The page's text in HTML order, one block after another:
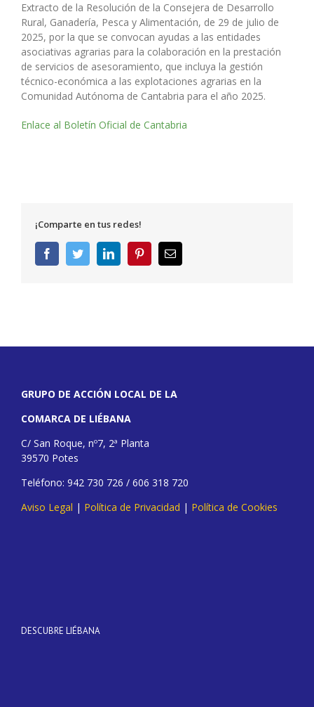
Extracto de la Resolución de la Consejera de Desarrollo
Rural, Ganadería, Pesca y Alimentación, de 29 de julio de
2025, por la que se convocan ayudas a las entidades
asociativas agrarias para la colaboración en la prestación
de servicios de asesoramiento, que incluya la gestión
técnico-económica a las explotaciones agrarias en la
Comunidad Autónoma de Cantabria para el año 2025.
Enlace al Boletín Oficial de Cantabria
¡Comparte en tus redes!
FacebookTwitterLinkedInPinterestCorreo
electrónico
GRUPO DE ACCIÓN LOCAL DE LA
COMARCA DE LIÉBANA
C/ San Roque, nº7, 2ª Planta
39570 Potes
Teléfono: 942 730 726 / 606 318 720
Aviso Legal | Política de Privacidad | Política de Cookies
DESCUBRE LIÉBANA